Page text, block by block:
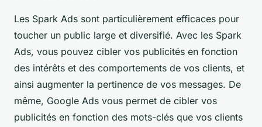
Les Spark Ads sont particulièrement efficaces pour
toucher un public large et diversifié. Avec les Spark
Ads, vous pouvez cibler vos publicités en fonction
des intérêts et des comportements de vos clients, et
ainsi augmenter la pertinence de vos messages. De
même, Google Ads vous permet de cibler vos
publicités en fonction des mots-clés que vos clients